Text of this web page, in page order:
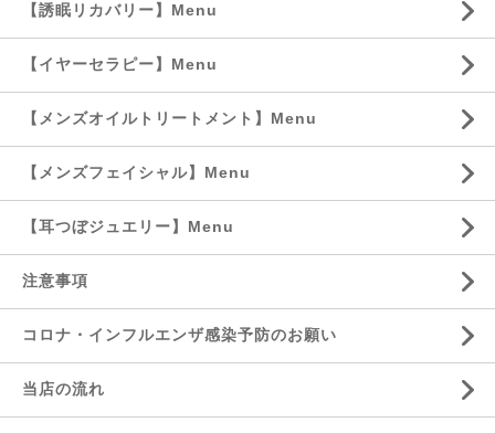
【誘眠リカバリー】Menu
【イヤーセラピー】Menu
【メンズオイルトリートメント】Menu
【メンズフェイシャル】Menu
【耳つぼジュエリー】Menu
注意事項
コロナ・インフルエンザ感染予防のお願い
当店の流れ